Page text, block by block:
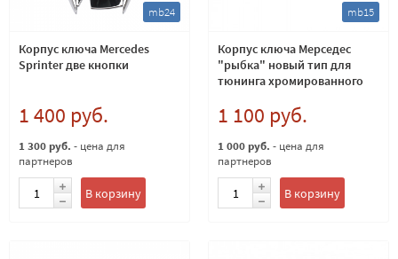
mb24
Корпус ключа Mercedes
Sprinter две кнопки
1 400 руб.
1 300 руб. - цена для
партнеров
В корзину
mb15
Корпус ключа Мерседес
"рыбка" новый тип для
тюнинга хромированного
1 100 руб.
1 000 руб. - цена для
партнеров
В корзину